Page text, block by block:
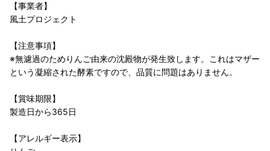
【事業者】
風土プロジェクト
【注意事項】
※無濾過のためりんご由来の沈殿物が発生致します。これはマザー
という凝縮された酵素ですので、品質に問題はありません。
【賞味期限】
製造日から365日
【アレルギー表示】